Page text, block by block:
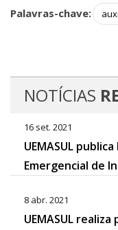
Palavras-chave:
NOTÍCIAS
16 set. 2021
UEMASUL
Emergencial de
8 abr. 2021
UEMASUL